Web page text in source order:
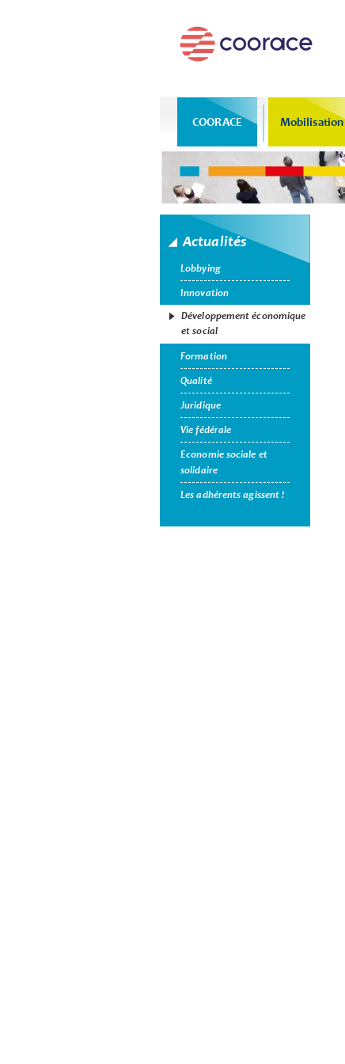
COORACE Mobilisation
Actualités
Lobbying
Innovation
Développement économique
et social
Formation
Qualité
Juridique
Vie fédérale
Economie sociale et
solidaire
Les adhérents agissent !